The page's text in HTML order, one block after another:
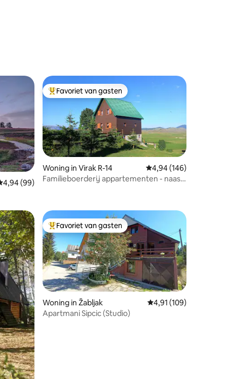
beoordeling van 4,94 op 5, 99 recensies
4,94 (99)
Topfavoriet van gasten
Favoriet van gasten
Woning in Virak R-14 Gemiddelde
4,94 (146)
Familieboerderij appartementen - naast
Topfavoriet van gasten
Favoriet van gasten
Woning in Žabljak Gemiddelde
4,91 (109)
Apartmani Sipcic (Studio)